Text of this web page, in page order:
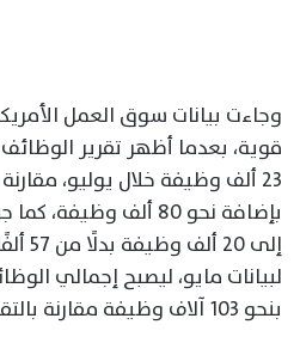
وجاءت بيانات سوق العمل
قوية، بعدما أظهر تقرير الوظائف
23 ألف وظيفة خلال يوليو،
بإضافة نحو 80 ألف
إلى
لبيانات مايو، ليصبح إجمالي
بنحو 103 آلاف وظيفة مقارنة بالتقديرات السابقة.